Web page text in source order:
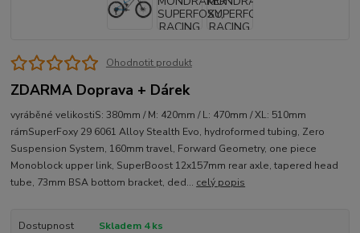
Ohodnotit produkt
ZDARMA Doprava + Dárek
vyráběné velikostiS: 380mm / M: 420mm / L: 470mm / XL: 510mm
rámSuperFoxy 29 6061 Alloy Stealth Evo, hydroformed tubing, Zero
Suspension System, 160mm travel, Forward Geometry, one piece
Monoblock upper link, SuperBoost 12x157mm rear axle, tapered head
tube, 73mm BSA bottom bracket, ded... celý popis
Dostupnost
Skladem 4 ks